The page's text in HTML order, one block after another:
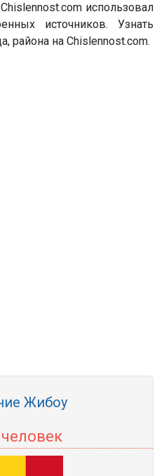
использовал
источников. Узнать
района на Chislennost.com.
Жибоу